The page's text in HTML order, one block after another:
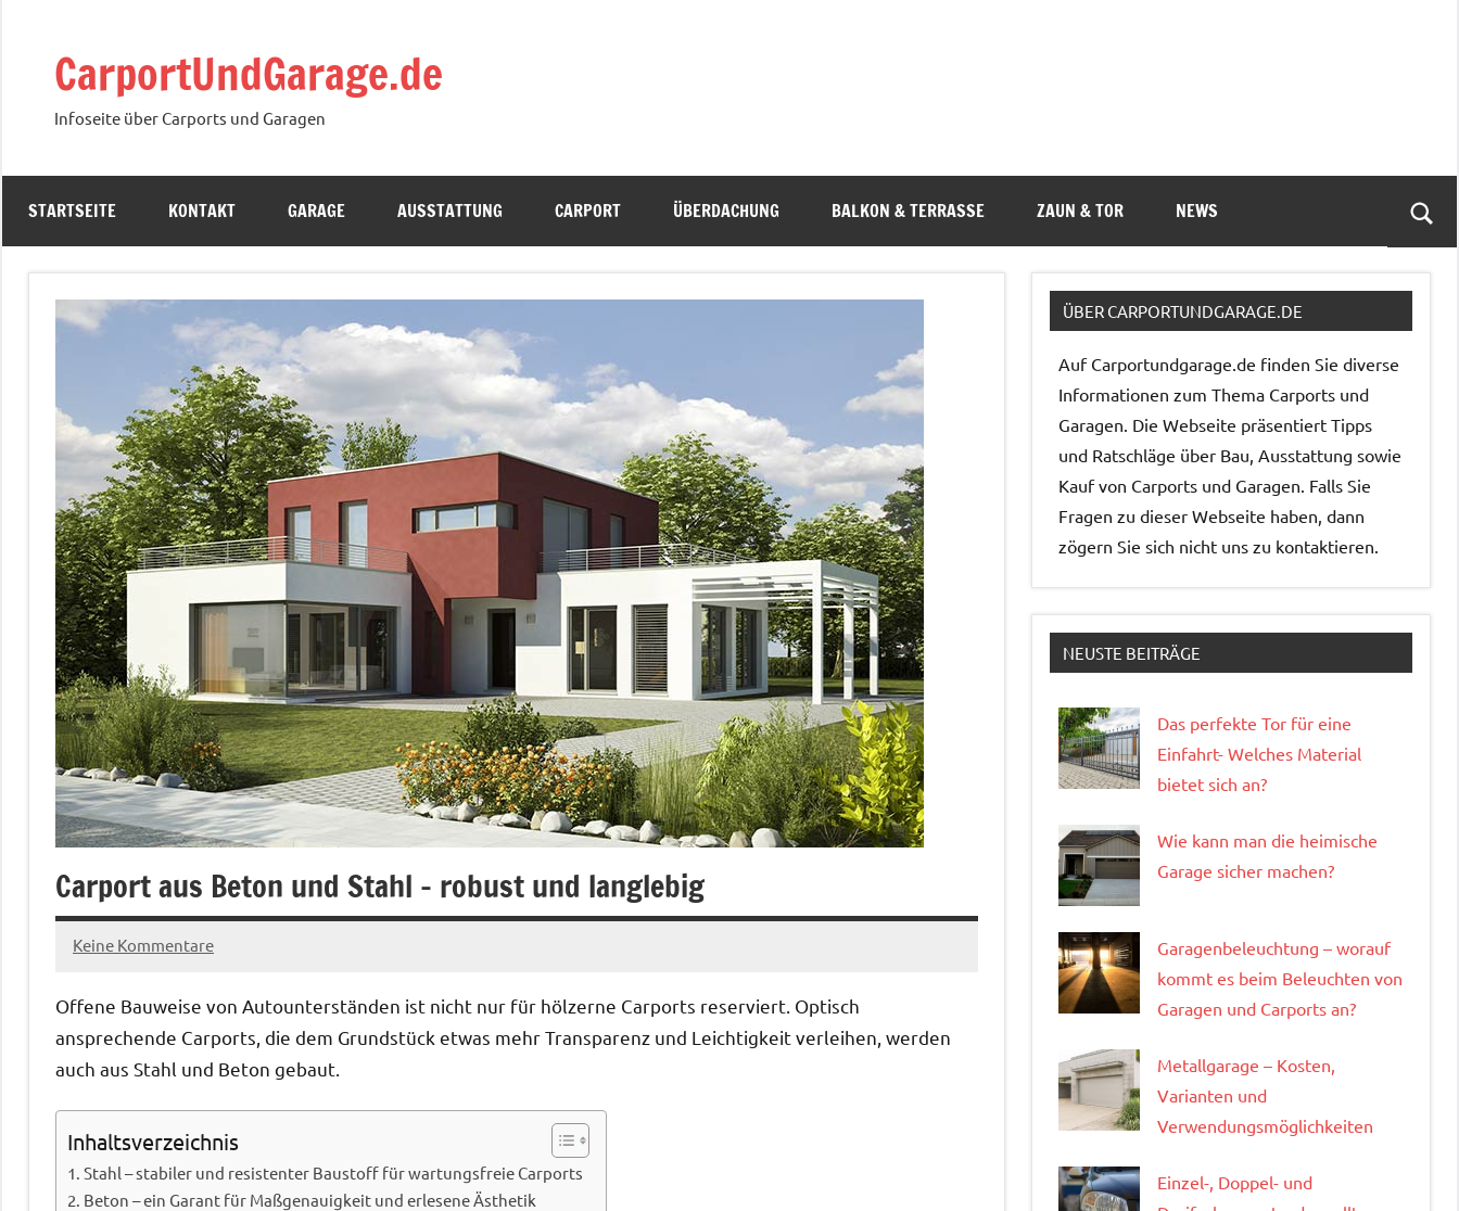
springenCarportUndGarage.de
Infoseite über Carports und Garagen
STARTSEITE KONTAKT GARAGE AUSSTATTUNG CARPORT ÜBERDACHUNG BALKON & TERRASSE ZAUN & TOR NEWS
Carport aus Beton und Stahl – robust und langlebig
28.
2015
Redaktion
Keine Kommentare
Offene Bauweise von Autounterständen ist nicht nur für hölzerne Carports reserviert. Optisch
ansprechende Carports, die dem Grundstück etwas mehr Transparenz und Leichtigkeit verleihen, werden
auch aus Stahl und Beton gebaut.
Inhaltsverzeichnis
Stahl – stabiler und resistenter Baustoff für wartungsfreie Carports
Beton – ein Garant für Maßgenauigkeit und erlesene Ästhetik
ÜBER CARPORTUNDGARAGE.DE
Auf Carportundgarage.de finden Sie diverse
Informationen zum Thema Carports und
Garagen. Die Webseite präsentiert Tipps
und Ratschläge über Bau, Ausstattung sowie
Kauf von Carports und Garagen. Falls Sie
Fragen zu dieser Webseite haben, dann
zögern Sie sich nicht uns zu kontaktieren.
NEUSTE BEITRÄGE
Das perfekte Tor für eine
Einfahrt- Welches Material
bietet sich an?
Wie kann man die heimische
Garage sicher machen?
Garagenbeleuchtung – worauf
kommt es beim Beleuchten von
Garagen und Carports an?
Metallgarage – Kosten,
Varianten und
Verwendungsmöglichkeiten
Einzel-, Doppel- und